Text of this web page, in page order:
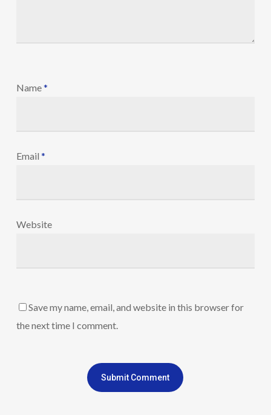
Name*
Email *
Website
Save my name, email, and website in this browser for
the next time I comment.